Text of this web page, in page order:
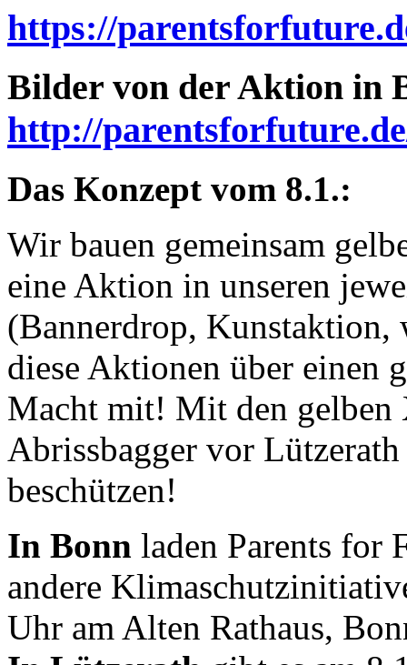
https://
Bilder von der Aktion in
http://
Das Konzept vom 8.1.:
Wir bauen gemeinsam
eine Aktion in unseren
(Bannerdrop, Kunstaktion,
diese Aktionen über einen
Macht mit! Mit den gelben
Abrissbagger vor
beschützen!
In Bonn laden Parents for
andere
Uhr am Alten Rathaus,